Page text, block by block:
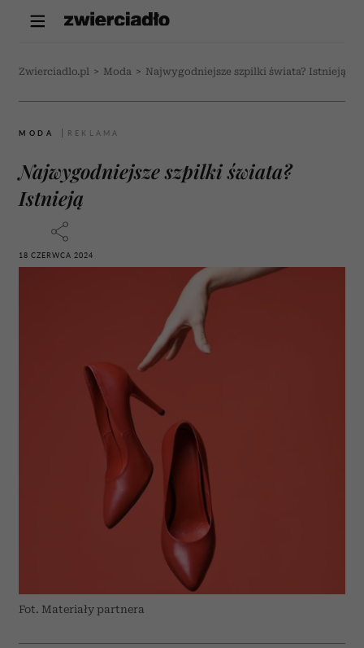
Zwierciadlo.pl > Moda > Najwygodniejsze szpilki świata? Istnieją
MODA
Najwygodniejsze szpilki świata?
Istnieją
18 CZERWCA 2024
Fot. Materiały partnera